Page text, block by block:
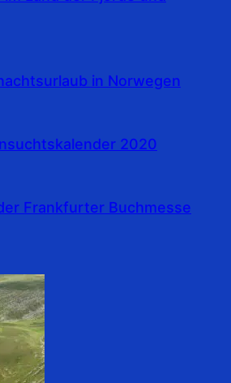
in Norwegen
2020
Frankfurter Buchmesse